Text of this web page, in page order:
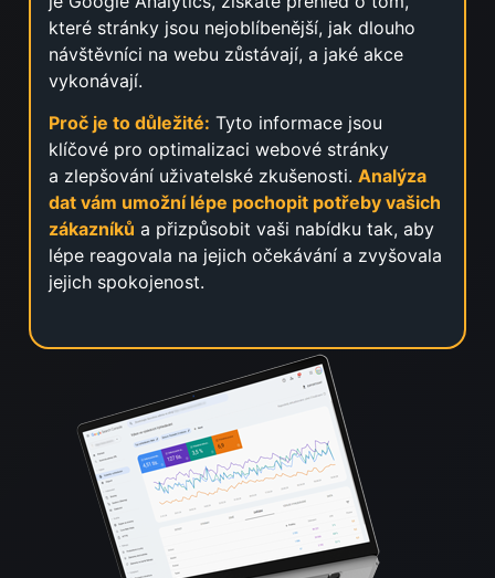
které stránky jsou nejoblíbenější, jak dlouho
návštěvníci na webu zůstávají, a jaké akce
vykonávají.
Proč je to důležité: Tyto informace jsou
klíčové pro optimalizaci webové stránky
a zlepšování uživatelské zkušenosti. Analýza
dat vám umožní lépe pochopit potřeby vašich
zákazníků a přizpůsobit vaši nabídku tak, aby
lépe reagovala na jejich očekávání a zvyšovala
jejich spokojenost.